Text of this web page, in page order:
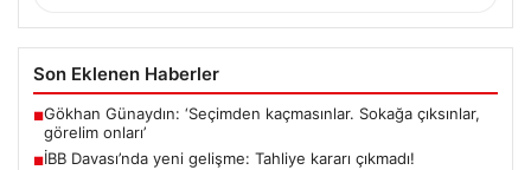
Son Eklenen Haberler
■Gökhan Günaydın: ‘Seçimden kaçmasınlar. Sokağa çıksınlar,
görelim onları’
■İBB Davası’nda yeni gelişme: Tahliye kararı çıkmadı!